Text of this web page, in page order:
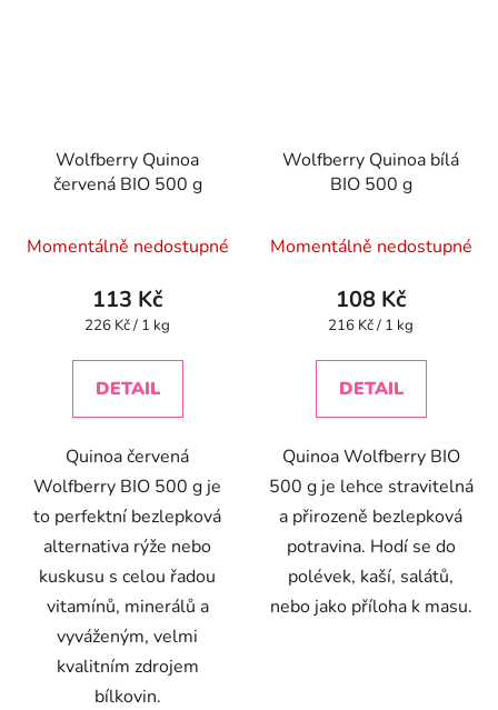
Wolfberry Quinoa
červená BIO 500 g
Momentálně nedostupné
113 Kč
Měrná
226 Kč / 1 kg
DETAIL
Quinoa červená
Wolfberry BIO 500 g je
to perfektní bezlepková
alternativa rýže nebo
kuskusu s celou řadou
vitamínů, minerálů a
vyváženým, velmi
kvalitním zdrojem
bílkovin.
Wolfberry Quinoa bílá
BIO 500 g
Momentálně nedostupné
108 Kč
Měrná
216 Kč / 1 kg
DETAIL
Quinoa Wolfberry BIO
500 g je lehce stravitelná
a přirozeně bezlepková
potravina. Hodí se do
polévek, kaší, salátů,
nebo jako příloha k masu.